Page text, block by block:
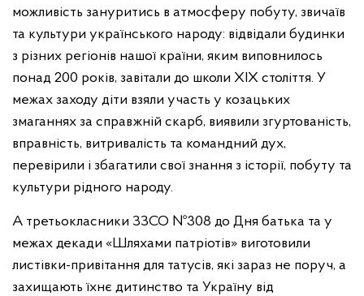
можливість зануритись в атмосферу побуту, звичаїв
та культури українського народу: відвідали будинки
з різних регіонів нашої країни, яким виповнилось
понад 200 років, завітали до школи ХІХ століття. У
межах заходу діти взяли участь у козацьких
змаганнях за справжній скарб, виявили згуртованість,
вправність, витривалість та командний дух,
перевірили і збагатили свої знання з історії, побуту та
культури рідного народу.
А третьокласники ЗЗСО №308 до Дня батька та у
межах декади «Шляхами патріотів» виготовили
листівки-привітання для татусів, які зараз не поруч, а
захищають їхнє дитинство та Україну від